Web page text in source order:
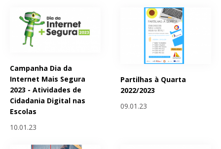
Campanha Dia da
Internet Mais Segura
2023 - Atividades de
Cidadania Digital nas
Escolas
10.01.23
Partilhas à Quarta
2022/2023
09.01.23
Páginas